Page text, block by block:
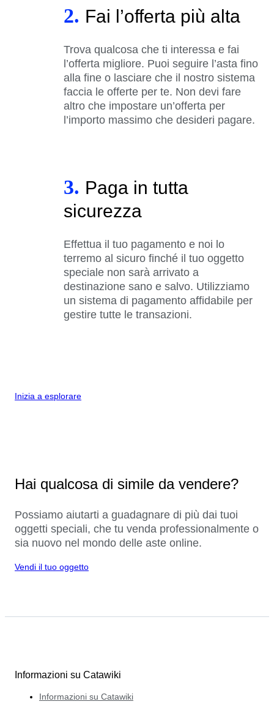
2. Fai l’offerta più alta
Trova qualcosa che ti interessa e fai
l’offerta migliore. Puoi seguire l’asta fino
alla fine o lasciare che il nostro sistema
faccia le offerte per te. Non devi fare
altro che impostare un’offerta per
l’importo massimo che desideri pagare.
3. Paga in tutta
sicurezza
Effettua il tuo pagamento e noi lo
terremo al sicuro finché il tuo oggetto
speciale non sarà arrivato a
destinazione sano e salvo. Utilizziamo
un sistema di pagamento affidabile per
gestire tutte le transazioni.
Inizia a esplorare
Hai qualcosa di simile da vendere?
Possiamo aiutarti a guadagnare di più dai tuoi
oggetti speciali, che tu venda professionalmente o
sia nuovo nel mondo delle aste online.
Vendi il tuo oggetto
Informazioni su Catawiki
Informazioni su Catawiki